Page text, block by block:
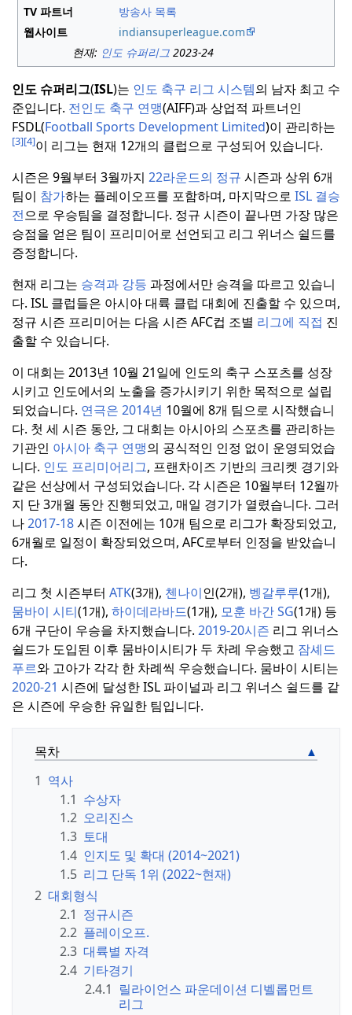
TV 파트너
방송사 목록
웹사이트
indiansuperleague.com
현재: 인도 슈퍼리그2023-24
인도 슈퍼리그(ISL)는 인도 축구 리그 시스템의 남자 최고 수
준입니다. 전인도 축구 연맹(AIFF)과 상업적 파트너인
FSDL(Football Sports Development Limited)이 관리하는
[3][4]이 리그는 현재 12개의 클럽으로 구성되어 있습니다.
시즌은 9월부터 3월까지 22라운드의 정규 시즌과 상위 6개
팀이 참가하는 플레이오프를 포함하며, 마지막으로 ISL 결승
전으로 우승팀을 결정합니다. 정규 시즌이 끝나면 가장 많은
승점을 얻은 팀이 프리미어로 선언되고 리그 위너스 쉴드를
증정합니다.
현재 리그는 승격과 강등 과정에서만 승격을 따르고 있습니
다. ISL 클럽들은 아시아 대륙 클럽 대회에 진출할 수 있으며,
정규 시즌 프리미어는 다음 시즌 AFC컵 조별 리그에 직접 진
출할 수 있습니다.
이 대회는 2013년 10월 21일에 인도의 축구 스포츠를 성장
시키고 인도에서의 노출을 증가시키기 위한 목적으로 설립
되었습니다. 연극은 2014년 10월에 8개 팀으로 시작했습니
다. 첫 세 시즌 동안, 그 대회는 아시아의 스포츠를 관리하는
기관인 아시아 축구 연맹의 공식적인 인정 없이 운영되었습
니다. 인도 프리미어리그, 프랜차이즈 기반의 크리켓 경기와
같은 선상에서 구성되었습니다. 각 시즌은 10월부터 12월까
지 단 3개월 동안 진행되었고, 매일 경기가 열렸습니다. 그러
나2017-18시즌 이전에는 10개 팀으로 리그가 확장되었고,
6개월로 일정이 확장되었으며, AFC로부터 인정을 받았습니
다.
리그 첫 시즌부터 ATK(3개), 첸나이인(2개), 벵갈루루(1개),
뭄바이 시티(1개), 하이데라바드(1개), 모훈 바간 SG(1개) 등
6개 구단이 우승을 차지했습니다. 2019-20시즌 리그 위너스
쉴드가 도입된 이후 뭄바이시티가 두 차례 우승했고 잠셰드
푸르와 고아가 각각 한 차례씩 우승했습니다. 뭄바이 시티는
2020-21 시즌에 달성한 ISL 파이널과 리그 위너스 쉴드를 같
은 시즌에 우승한 유일한 팀입니다.
목차
1 역사
1.1 수상자
1.2 오리진스
1.3 토대
1.4 인지도 및 확대 (2014~2021)
1.5 리그 단독 1위 (2022~현재)
2 대회형식
2.1 정규시즌
2.2 플레이오프.
2.3 대륙별 자격
2.4 기타경기
2.4.1 릴라이언스 파운데이션 디벨롭먼트
리그